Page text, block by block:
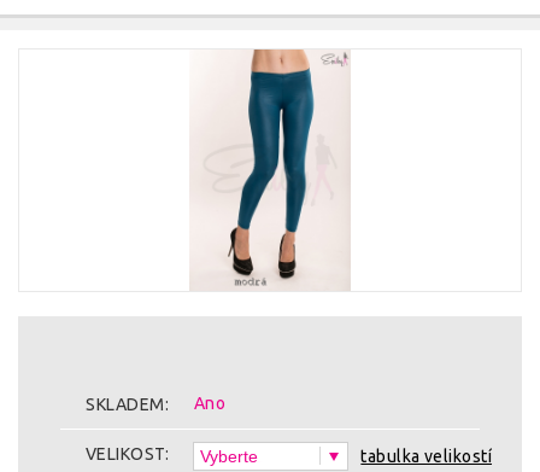
SKLADEM: Ano
VELIKOST: tabulka velikostí